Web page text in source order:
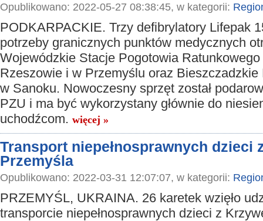
Opublikowano: 2022-05-27 08:38:45, w kategorii:
PODKARPACKIE. Trzy defibrylatory Lifepak
potrzeby granicznych punktów medycznych
Wojewódzkie Stacje Pogotowia Ratunkowego
Rzeszowie i w Przemyślu oraz
w Sanoku. Nowoczesny sprzęt został
PZU i ma być wykorzystany głównie do
uchodźcom. więcej »
Transport niepełnosprawnych dzieci
Przemyśla
Opublikowano: 2022-03-31 12:07:07, w kategorii:
PRZEMYŚL, UKRAINA. 26 karetek wzięło
transporcie niepełnosprawnych dzieci z